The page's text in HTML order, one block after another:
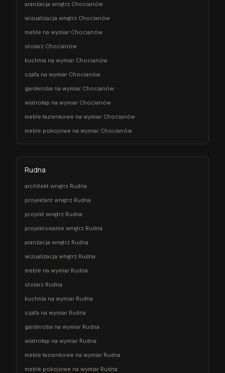
aranżacja wnętrz Chocianów
wizualizacja wnętrz Chocianów
meble na wymiar Chocianów
stolarz Chocianów
kuchnia na wymiar Chocianów
szafa na wymiar Chocianów
garderoba na wymiar Chocianów
wiatrołap na wymiar Chocianów
meble łazienkowe na wymiar Chocianów
meble pokojowe na wymiar Chocianów
Rudna
architekt wnętrz Rudna
projektant wnętrz Rudna
projekt wnętrz Rudna
projektowanie wnętrz Rudna
aranżacja wnętrz Rudna
wizualizacja wnętrz Rudna
meble na wymiar Rudna
stolarz Rudna
kuchnia na wymiar Rudna
szafa na wymiar Rudna
garderoba na wymiar Rudna
wiatrołap na wymiar Rudna
meble łazienkowe na wymiar Rudna
meble pokojowe na wymiar Rudna